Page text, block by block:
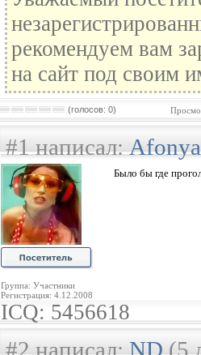
рекомендуем вам
на сайт под своим
(голосов: 0)
#1 написал:
Группа: Участники
Регистрация: 4.12.2008
Было бы где
ICQ: 5456618
#2 написал:ND(5